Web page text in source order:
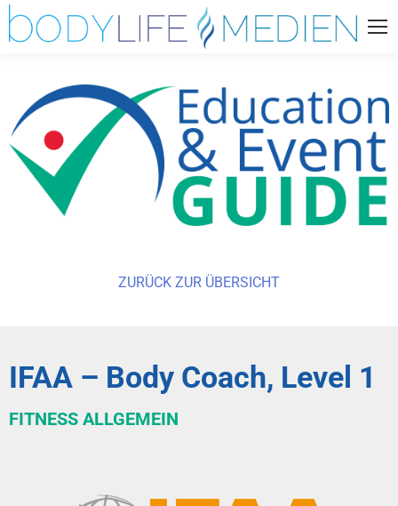
ZURÜCK ZUR ÜBERSICHT
IFAA – Body Coach, Level 1
FITNESS ALLGEMEIN